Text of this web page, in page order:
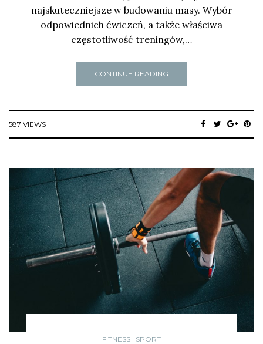
najskuteczniejsze w budowaniu masy. Wybór
odpowiednich ćwiczeń, a także właściwa
częstotliwość treningów,…
CONTINUE READING
587 VIEWS
FITNESS I SPORT